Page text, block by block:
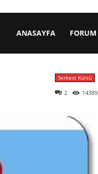
ANASAYFA FORUM
Serbest Kürsü
14389
2